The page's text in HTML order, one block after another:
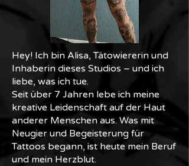
Hey! Ich bin Alisa, Tätowiererin und
Inhaberin dieses Studios – und ich
liebe, was ich tue.
Seit über 7 Jahren lebe ich meine
kreative Leidenschaft auf der Haut
anderer Menschen aus. Was mit
Neugier und Begeisterung für
Tattoos begann, ist heute mein Beruf
und mein Herzblut.